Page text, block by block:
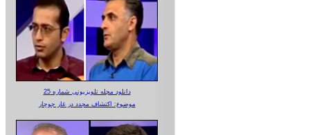
دانلود مجله تلویزیونی شماره 25
موضوع: اکتشاف مجدد در غار جوجار